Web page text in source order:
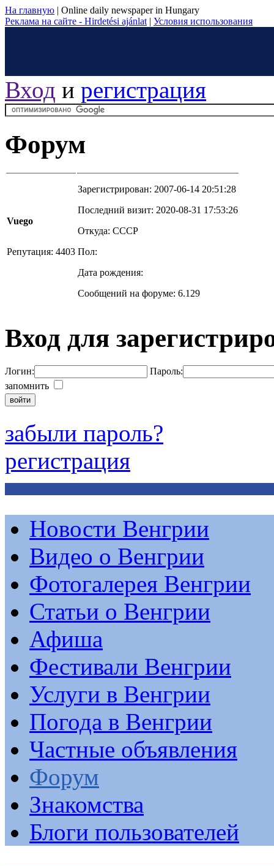
На главную | Online daily newspaper in Hungary
Реклама на сайте - Hirdetési ajánlat | Условия использования
Вход и регистрация
Форум
Vuego
Репутация: 4403
Зарегистрирован: 2007-06-14 20:51:28
Последний визит: 2020-08-31 17:53:26
Откуда: CCCP
Пол:
Дата рождения:
Сообщений на форуме: 6.129
Вход для
Логин:
Пароль:
запомнить
забыли пароль?
регистрация
Новости Венгрии
Видео о Венгрии
Фотогалерея Венгрии
Статьи о Венгрии
Афиша
Фестивали Венгрии
Услуги в Венгрии
Погода в Венгрии
Частные объявления
Форум
Знакомства
Блоги пользователей